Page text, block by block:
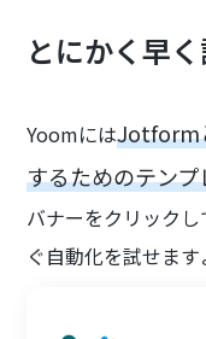
とにかく早
YoomにはJotform
するためのテン
バナーをクリック
ぐ自動化を試せます